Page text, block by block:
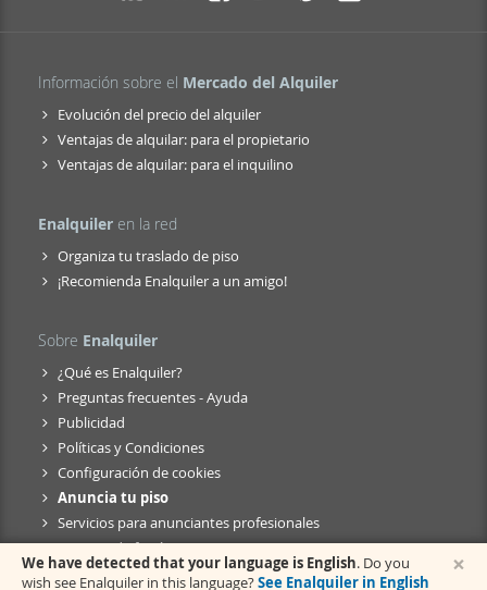
Información sobre el Mercado del Alquiler
Evolución del precio del alquiler
Ventajas de alquilar: para el propietario
Ventajas de alquilar: para el inquilino
Enalquiler en la red
Organiza tu traslado de piso
¡Recomienda Enalquiler a un amigo!
Sobre Enalquiler
¿Qué es Enalquiler?
Preguntas frecuentes - Ayuda
Publicidad
Políticas y Condiciones
Configuración de cookies
Anuncia tu piso
Servicios para anunciantes profesionales
Anuncio de fusión
×
We have detected that your language is English. Do you
wish see Enalquiler in this language?See Enalquiler in English